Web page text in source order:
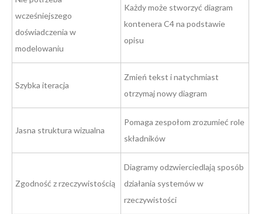
wcześniejszego
doświadczenia w
modelowaniu
Każdy może stworzyć diagram
kontenera C4 na podstawie
opisu
Szybka iteracja
Zmień tekst i natychmiast
otrzymaj nowy diagram
Jasna struktura wizualna
Pomaga zespołom zrozumieć role
składników
Zgodność z rzeczywistością
Diagramy odzwierciedlają sposób
działania systemów w
rzeczywistości